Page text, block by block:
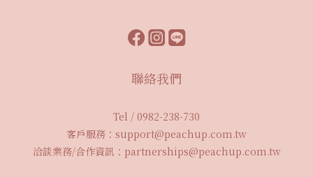
聯絡我們
Tel / 0982-238-730
客戶服務：support@peachup.com.tw
洽談業務/合作資訊：partnerships@peachup.com.tw